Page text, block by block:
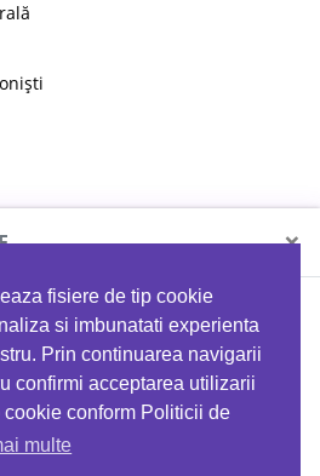
fisiere de tip cookie
si imbunatati experienta
Prin continuarea navigarii
confirmi acceptarea utilizarii
conform Politicii de
multe
×
comandă folosind codul
EATTRACK